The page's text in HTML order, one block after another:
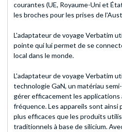
courantes (UE, Royaume-Uni et
les broches pour les prises de
L'adaptateur de voyage Verbatim
pointe qui lui permet de se
local dans le monde.
L'adaptateur de voyage Verbatim
technologie GaN, un matériau
gérer efficacement les
fréquence. Les appareils sont
plus efficaces que les produits
traditionnels à base de silicium.